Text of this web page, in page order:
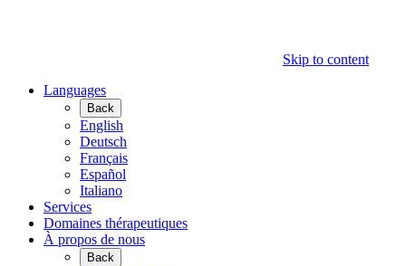
Skip to content
Languages
Back
English
Deutsch
Français
Español
Italiano
Services
Domaines thérapeutiques
À propos de nous
Back